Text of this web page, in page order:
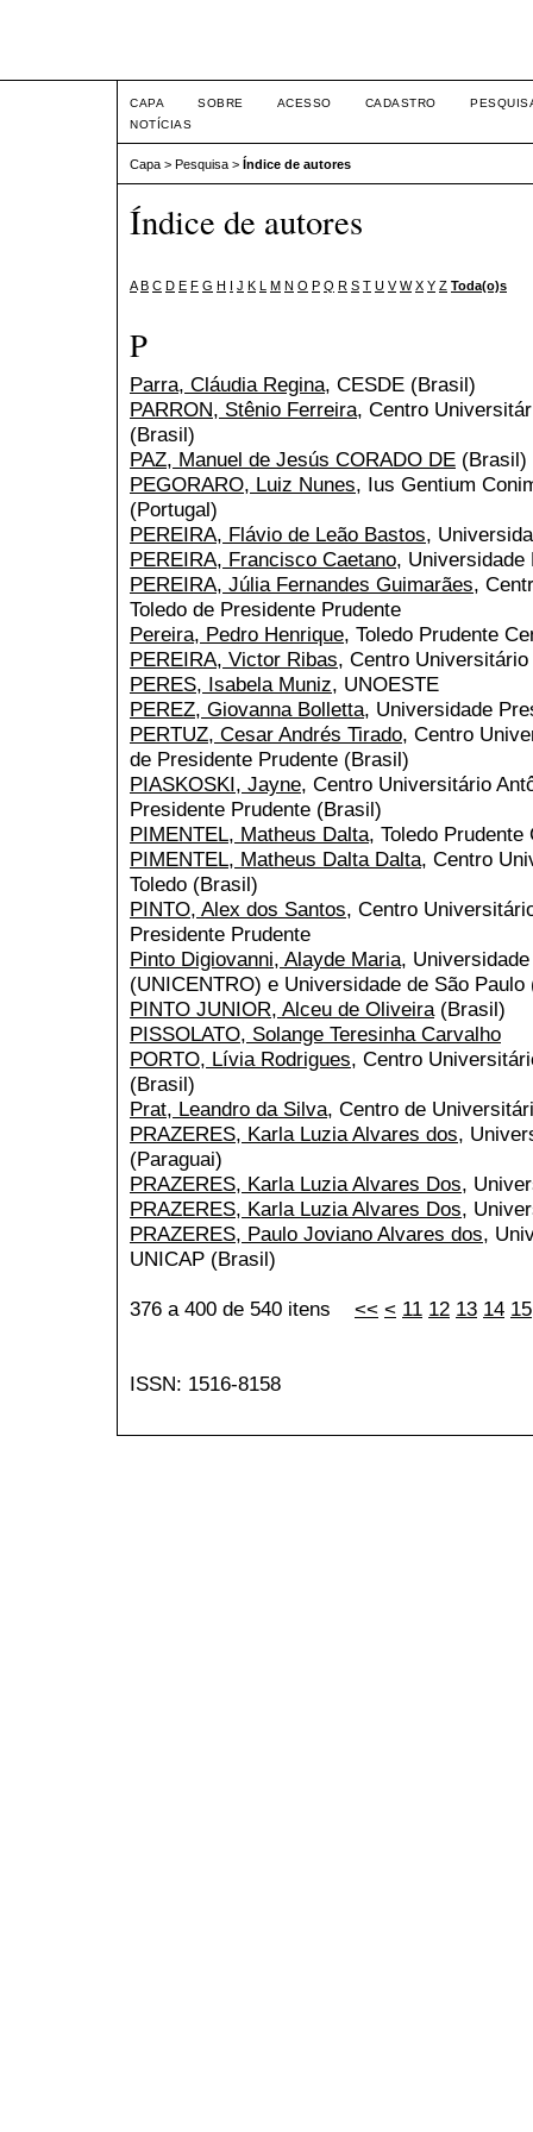
CAPA SOBRE ACESSO CADASTRO
NOTÍCIAS
Capa > Pesquisa > Índice de autores
Índice de autores
A B C D E F G H I J K L M N O P Q R S T U V W X Y Z Toda(o)s
P
Parra, Cláudia Regina, CESDE (Brasil)
PARRON, Stênio Ferreira, Centro
(Brasil)
PAZ, Manuel de Jesús CORADO DE (Brasil)
PEGORARO, Luiz Nunes, Ius Gentium
(Portugal)
PEREIRA, Flávio de Leão Bastos,
PEREIRA, Francisco Caetano, Universidade
PEREIRA, Júlia Fernandes Guimarães,
Toledo de Presidente Prudente
Pereira, Pedro Henrique, Toledo Prudente
PEREIRA, Victor Ribas, Centro
PERES, Isabela Muniz, UNOESTE
PEREZ, Giovanna Bolletta, Universidade
PERTUZ, Cesar Andrés Tirado, Centro
de Presidente Prudente (Brasil)
PIASKOSKI, Jayne, Centro Universitário
Presidente Prudente (Brasil)
PIMENTEL, Matheus Dalta, Toledo
PIMENTEL, Matheus Dalta Dalta, Centro
Toledo (Brasil)
PINTO, Alex dos Santos, Centro
Presidente Prudente
Pinto Digiovanni, Alayde Maria,
(UNICENTRO) e Universidade de São
PINTO JUNIOR, Alceu de Oliveira(Brasil)
PISSOLATO, Solange Teresinha Carvalho
PORTO, Lívia Rodrigues, Centro
(Brasil)
Prat, Leandro da Silva, Centro de
PRAZERES, Karla Luzia Alvares dos,
(Paraguai)
PRAZERES, Karla Luzia Alvares Dos,
PRAZERES, Karla Luzia Alvares Dos,
PRAZERES, Paulo Joviano Alvares dos,
UNICAP (Brasil)
376 a 400 de 540 itens << < 11 12 13 14 15
ISSN: 1516-8158